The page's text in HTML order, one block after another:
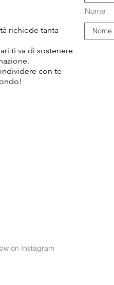
Nome
richiede tanta
ti va di sostenere
con te
on Instagram